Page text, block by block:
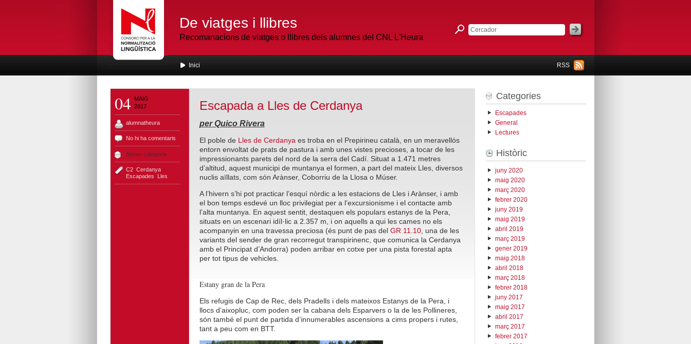
De viatges i llibres
Recomanacions de viatges o llibres dels alumnes del CNL L'Heura
RSS
Inici
04
MAIG
2017
alumnatheura
No hi ha comentaris
Sense categoria
C2, Cerdanya,
Escapades
Lles
Escapada a Lles de Cerdanya
per Quico Rivera
El poble de Lles de Cerdanya es troba en el Prepirineu català, en un meravellós
entorn envoltat de prats de pastura i amb unes vistes precioses, a tocar de les
impressionants parets del nord de la serra del Cadí. Situat a 1.471 metres
d’altitud, aquest municipi de muntanya el formen, a part del mateix Lles, diversos
nuclis aïllats, com són Arànser, Coborriu de la Llosa o Múser.
A l’hivern s’hi pot practicar l’esquí nòrdic a les estacions de Lles i Arànser, i amb
el bon temps esdevé un lloc privilegiat per a l’excursionisme i el contacte amb
l’alta muntanya. En aquest sentit, destaquen els populars estanys de la Pera,
situats en un escenari idíl·lic a 2.357 m, i on aquells a qui les cames no els
acompanyin en una travessa preciosa (és punt de pas del GR 11.10, una de les
variants del sender de gran recorregut transpirinenc, que comunica la Cerdanya
amb el Principat d’Andorra) poden arribar en cotxe per una pista forestal apta
per tot tipus de vehicles.
Estany gran de la Pera
Els refugis de Cap de Rec, dels Pradells i dels mateixos Estanys de la Pera, i
llocs d’aixopluc, com poden ser la cabana dels Esparvers o la de les Pollineres,
són també el punt de partida d’innumerables ascensions a cims propers i rutes,
tant a peu com en BTT.
Categories
Escapades
General
Lectures
Històric
juny 2020
maig 2020
març 2020
febrer 2020
juny 2019
maig 2019
abril 2019
març 2019
gener 2019
maig 2018
abril 2018
març 2018
febrer 2018
juny 2017
maig 2017
abril 2017
març 2017
febrer 2017